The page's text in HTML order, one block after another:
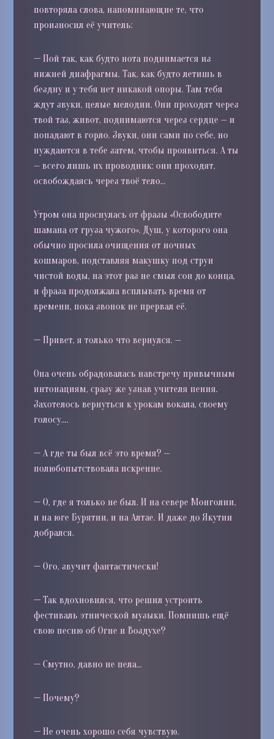
повторяла слова, напоминающие те, что
произносил её учитель:
— Пой так, как будто нота поднимается из
нижней диафрагмы. Так, как будто летишь в
бездну и у тебя нет никакой опоры. Там тебя
ждут звуки, целые мелодии. Они проходят через
твой таз, живот, поднимаются через сердце — и
попадают в горло. Звуки, они сами по себе, но
нуждаются в тебе затем, чтобы проявиться. А ты
— всего лишь их проводник: они проходят,
освобождаясь через твоё тело…
Утром она проснулась от фразы «Освободите
шамана от груза чужого». Душ, у которого она
обычно просила очищения от ночных
кошмаров, подставляя макушку под струи
чистой воды, на этот раз не смыл сон до конца,
и фраза продолжала всплывать время от
времени, пока звонок не прервал её.
— Привет, я только что вернулся. —
Она очень обрадовалась навстречу привычным
интонациям, сразу же узнав учителя пения.
Захотелось вернуться к урокам вокала, своему
голосу….
—А где ты был всё это время? —
полюбопытствовала искренне.
—О, где я только не был. И на севере Монголии,
и на юге Бурятии, и на Алтае. И даже до Якутии
добрался.
—Ого, звучит фантастически!
—Так вдохновился, что решил устроить
фестиваль этнической музыки. Помнишь ещё
свою песню об Огне и Воздухе?
—Смутно, давно не пела…
— Почему?
— Не очень хорошо себя чувствую.